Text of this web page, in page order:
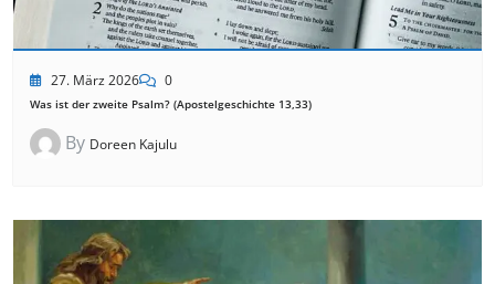
27. März 2026 0
Was ist der zweite Psalm? (Apostelgeschichte 13,33)
By Doreen Kajulu